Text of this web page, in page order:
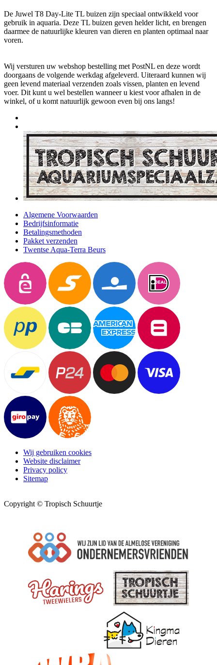
De Juwel T8 Day-Lite TL buizen zijn speciaal ontwikkeld voor
gebruik in aquaria. Deze TL buizen geven helder licht, en brengen
daarmee de natuurlijke kleuren van dieren en planten optimaal naar
voren.
Wij versturen uw webshop bestelling met PostNL en deze wordt
doorgaans de volgende werkdag afgeleverd. Uiteraard kunnen wij
geen levend materiaal verzenden zoals vissen, planten en levend
voer. Dit kunt u wel bestellen wanneer u kiest voor afhalen in de
winkel, of u komt natuurlijk gewoon even bij ons langs!
Algemene Voorwaarden
Bedrijfsinformatie
Betalingsmethoden
Pakket verzenden
Twentse Aqua-Terra Beurs
Wij gebruiken cookies
Website disclaimer
Privacy policy
Sitemap
Copyright © Tropisch Schuurtje